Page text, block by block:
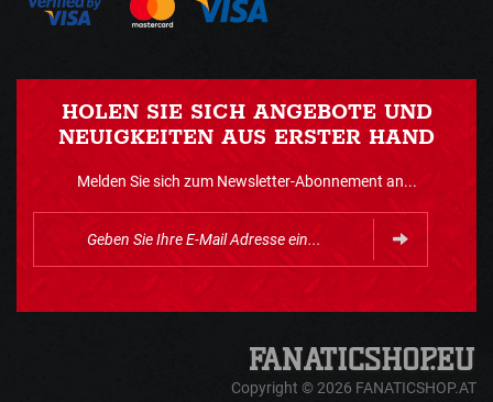
HOLEN SIE SICH ANGEBOTE UND
NEUIGKEITEN AUS ERSTER HAND
Melden Sie sich zum Newsletter-Abonnement an...
Copyright © 2026 FANATICSHOP.AT